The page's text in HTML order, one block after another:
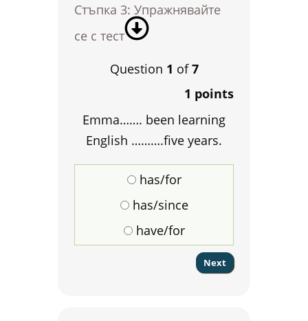
Стъпка 3: Упражнявайте
се с тест
Question 1 of7
1 points
Emma……. been learning
English ……….five years.
has/for
has/since
have/for